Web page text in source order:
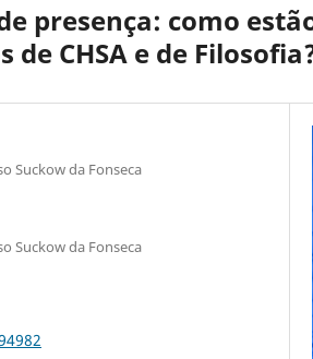
presença: como
CHSA e de
Suckow da Fonseca
Suckow da Fonseca